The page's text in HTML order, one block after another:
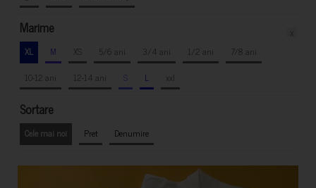
Marime
XL M XS 5/6 ani 3/4 ani 1/2 ani
7/8 ani
10-12 ani
12-14 ani S L xxl
Sortare
Cele mai noi Pret Denumire